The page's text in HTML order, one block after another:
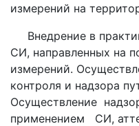
измерений на
Внедрение в
СИ, направленных на
измерений.
контроля и надзора
Осуществление
применением СИ,